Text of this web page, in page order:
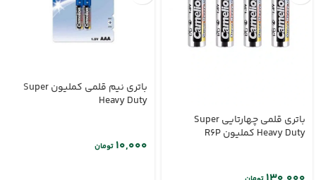
باتری قلمی چهارتایی Super
Heavy Duty کملیون R6P
باتری نیم قلمی کملیون Super
Heavy Duty
تومان